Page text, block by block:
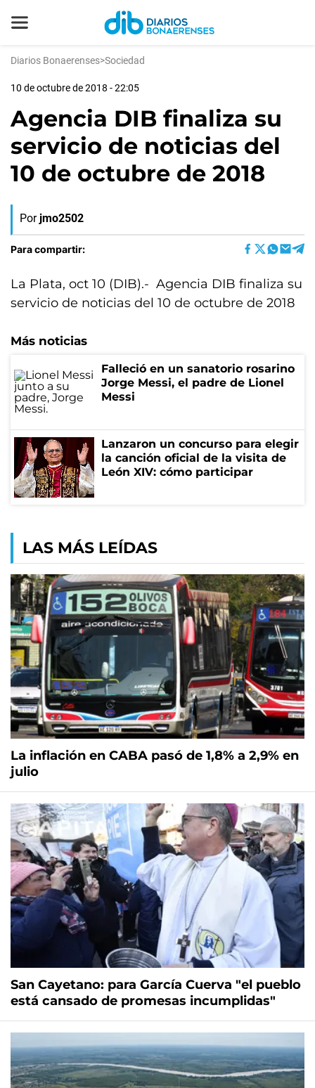
Diarios Bonaerenses>Sociedad
10 de octubre de 2018 - 22:05
Agencia DIB finaliza su
servicio de noticias del
10 de octubre de 2018
Por jmo2502
Para compartir:
La Plata, oct 10 (DIB).- Agencia DIB finaliza su
servicio de noticias del 10 de octubre de 2018
Más noticias
Falleció en un sanatorio rosarino
Jorge Messi, el padre de Lionel
Messi
Lanzaron un concurso para elegir
la canción oficial de la visita de
León XIV: cómo participar
LAS MÁS LEÍDAS
La inflación en CABA pasó de 1,8% a 2,9% en
julio
San Cayetano: para García Cuerva "el pueblo
está cansado de promesas incumplidas"